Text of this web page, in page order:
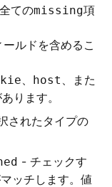
てのmissing項
ルドを含めるこ
、 host 、また
ります。
されたタイプの
- チェックす
ッチします。値